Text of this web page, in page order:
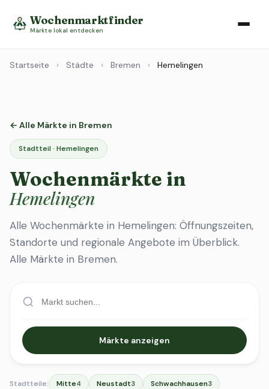
Wochenmarktfinder
Märkte lokal entdecken
Startseite › Städte › Bremen › Hemelingen
← Alle Märkte in Bremen
Stadtteil · Hemelingen
Wochenmärkte in
Hemelingen
Alle Wochenmärkte in Hemelingen: Öffnungszeiten,
Standorte und regionale Angebote im Überblick.
Alle Märkte in Bremen.
Märkte anzeigen
Stadtteile: Mitte4 Neustadt3 Schwachhausen3